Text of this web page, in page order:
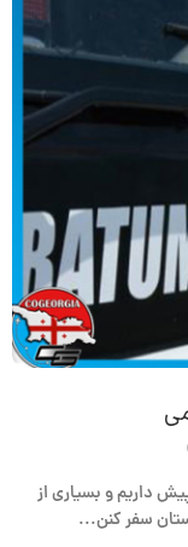
داریم و بسیاری از
سفر کنن...